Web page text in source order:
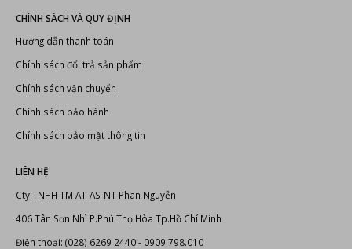
CHÍNH SÁCH VÀ QUY ĐỊNH
Hướng dẫn thanh toán
Chính sách đổi trả sản phẩm
Chính sách vận chuyển
Chính sách bảo hành
Chính sách bảo mật thông tin
LIÊN HỆ
Cty TNHH TM AT-AS-NT Phan Nguyễn
406 Tân Sơn Nhì P.Phú Thọ Hòa Tp.Hồ Chí Minh
Điện thoại: (028) 6269 2440 - 0909.798.010